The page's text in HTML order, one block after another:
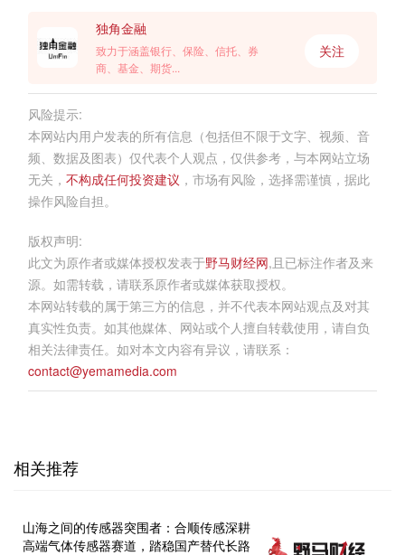
独角金融
致力于涵盖银行、保险、信托、券
商、基金、期货...
关注
风险提示:
本网站内用户发表的所有信息（包括但不限于文字、视频、音
频、数据及图表）仅代表个人观点，仅供参考，与本网站立场
无关， 不构成任何投资建议 ，市场有风险，选择需谨慎，据此
操作风险自担。
版权声明:
此文为原作者或媒体授权发表于野马财经网,且已标注作者及来
源。如需转载，请联系原作者或媒体获取授权。
本网站转载的属于第三方的信息，并不代表本网站观点及对其
真实性负责。如其他媒体、网站或个人擅自转载使用，请自负
相关法律责任。如对本文内容有异议，请联系：
contact@yemamedia.com
相关推荐
山海之间的传感器突围者：合顺传感深耕
高端气体传感器赛道，踏稳国产替代长路